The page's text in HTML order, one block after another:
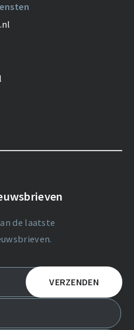
de laatste